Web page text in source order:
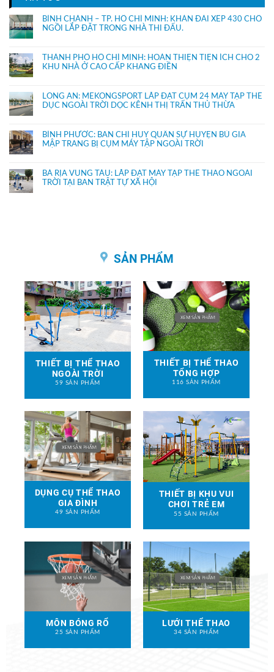
BÌNH CHÁNH – TP. HỒ CHÍ MINH: KHÁN ĐÀI XẾP 430 CHỔ
NGỒI LẮP ĐẶT TRONG NHÀ THI ĐẤU.
THÀNH PHỐ HỒ CHÍ MINH: HOÀN THIỆN TIỆN ÍCH CHO 2
KHU NHÀ Ở CAO CẤP KHANG ĐIỀN
LONG AN: MEKONGSPORT LẮP ĐẶT CỤM 24 MÁY TẬP THỂ
DỤC NGOÀI TRỜI DỌC KÊNH THỊ TRẤN THỦ THỪA
BÌNH PHƯỚC: BAN CHỈ HUY QUÂN SỰ HUYỆN BÙ GIA
MẬP TRANG BỊ CỤM MÁY TẬP NGOÀI TRỜI
BÀ RỊA VŨNG TÀU: LẮP ĐẶT MÁY TẬP THỂ THAO NGOÀI
TRỜI TẠI BAN TRẬT TỰ XÃ HỘI
SẢN PHẨM
THIẾT BỊ THỂ THAO
NGOÀI TRỜI
59 SẢN PHẨM
THIẾT BỊ THỂ THAO
TỔNG HỢP
116 SẢN PHẨM
DỤNG CỤ THỂ THAO
GIA ĐÌNH
49 SẢN PHẨM
THIẾT BỊ KHU VUI
CHƠI TRẺ EM
55 SẢN PHẨM
MÔN BÓNG RỔ
25 SẢN PHẨM
LƯỚI THỂ THAO
34 SẢN PHẨM